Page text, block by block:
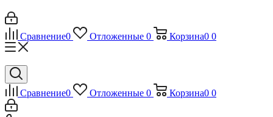
Сравнение0 Отложенные 0 Корзина0 0
Сравнение0 Отложенные 0 Корзина0 0